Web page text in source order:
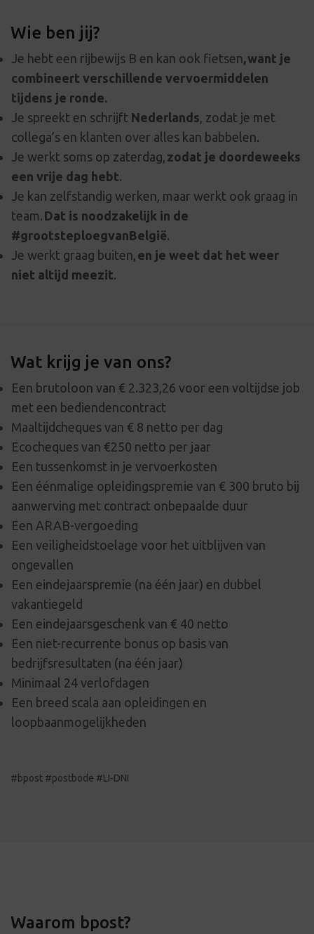
Wie ben jij?
Je hebt een rijbewijs B en kan ook fietsen, want je
combineert verschillende vervoermiddelen
tijdens je ronde.
Je spreekt en schrijft Nederlands, zodat je met
collega’s en klanten over alles kan babbelen.
Je werkt soms op zaterdag, zodat je doordeweeks
een vrije dag hebt.
Je kan zelfstandig werken, maar werkt ook graag in
team. Dat is noodzakelijk in de
#grootsteploegvanBelgië.
Je werkt graag buiten, en je weet dat het weer
niet altijd meezit.
Wat krijg je van ons?
Een brutoloon van € 2.323,26 voor een voltijdse job
met een bediendencontract
Maaltijdcheques van € 8 netto per dag
Ecocheques van €250 netto per jaar
Een tussenkomst in je vervoerkosten
Een éénmalige opleidingspremie van € 300 bruto bij
aanwerving met contract onbepaalde duur
Een ARAB-vergoeding
Een veiligheidstoelage voor het uitblijven van
ongevallen
Een eindejaarspremie (na één jaar) en dubbel
vakantiegeld
Een eindejaarsgeschenk van € 40 netto
Een niet-recurrente bonus op basis van
bedrijfsresultaten (na één jaar)
Minimaal 24 verlofdagen
Een breed scala aan opleidingen en
loopbaanmogelijkheden
#bpost #postbode #LI-DNI
Waarom bpost?